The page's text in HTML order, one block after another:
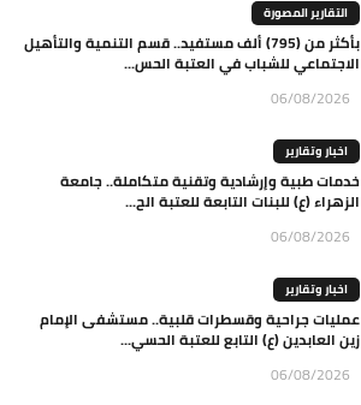
التقارير المصورة
بأكثر من (795) ألف مستفيد.. قسم التنمية والتأهيل
الاجتماعي للشباب في العتبة الحس...
06/08/2026
اخبار وتقارير
خدمات طبية وإرشادية وتقنية متكاملة.. جامعة
الزهراء (ع) للبنات التابعة للعتبة الح...
06/08/2026
اخبار وتقارير
عمليات جراحية وقسطرات قلبية.. مستشفى الإمام
زين العابدين (ع) التابع للعتبة الحسي...
06/08/2026